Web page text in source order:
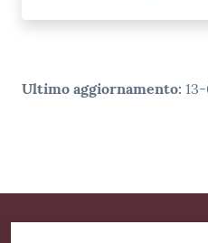
Ultimo aggiornamento: